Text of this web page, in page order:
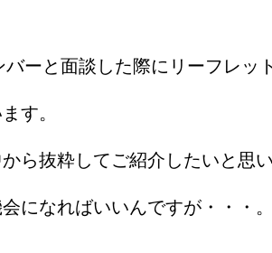
ーと面談した際にリーフレッ
す。
ら抜粋してご紹介したいと思い
になればいいんですが・・・。